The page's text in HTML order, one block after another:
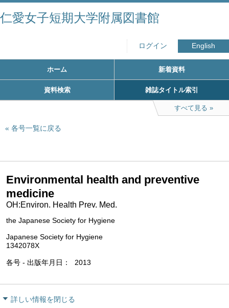
仁愛女子短期大学附属図書館
ログイン English
ホーム 新着資料
資料検索 雑誌タイトル索引
すべて見る
各号一覧に戻る
Environmental health and preventive
medicine
OH:Environ. Health Prev. Med.
the Japanese Society for Hygiene
Japanese Society for Hygiene
1342078X
各号 - 出版年月日 2013
詳しい情報を閉じる